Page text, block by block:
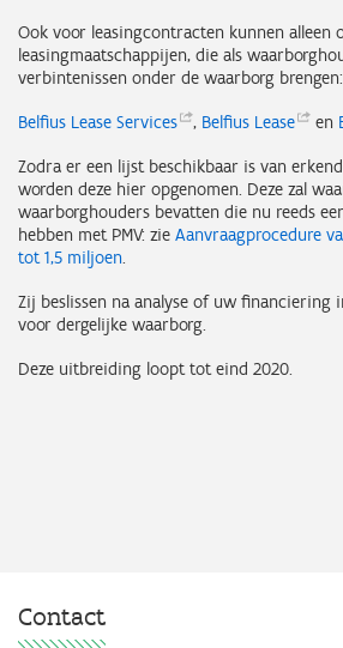
Ook voor leasingcontracten kunnen alleen
leasingmaatschappijen, die als
verbintenissen onder de waarborg brengen:
Belfius Lease Services , Belfius Lease en
Zodra er een lijst beschikbaar is van
worden deze hier opgenomen. Deze zal
waarborghouders bevatten die nu reeds
hebben met PMV: zie Aanvraagprocedure
tot 1,5 miljoen.
Zij beslissen na analyse of uw financiering
voor dergelijke waarborg.
Deze uitbreiding loopt tot eind 2020.
Contact